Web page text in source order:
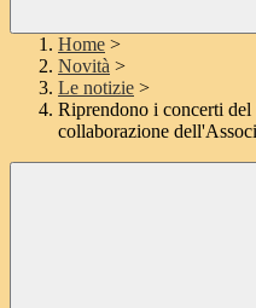
Home >
Novità >
Le notizie >
Riprendono i concerti
collaborazione